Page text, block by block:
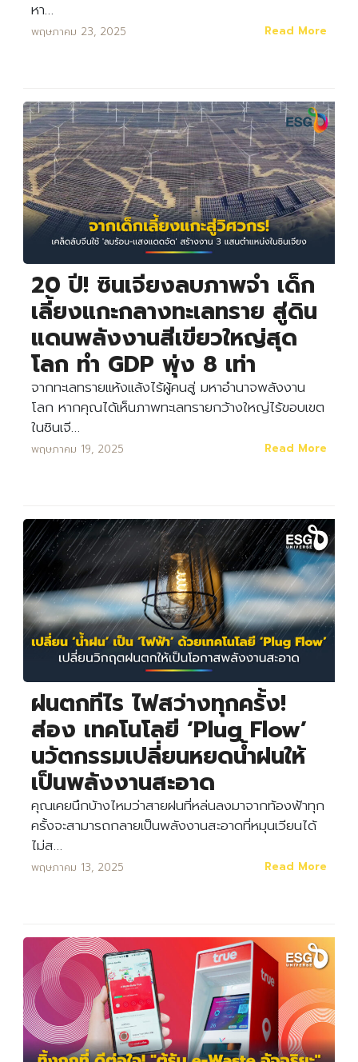
Search
for:
หา…
พฤษภาคม 23, 2025 Read More
20 ปี! ซินเจียงลบภาพจำ เด็ก
เลี้ยงแกะกลางทะเลทราย สู่ดิน
แดนพลังงานสีเขียวใหญ่สุด
โลก ทำ GDP พุ่ง 8 เท่า
จากทะเลทรายแห้งแล้งไร้ผู้คนสู่ มหาอำนาจพลังงาน
โลก หากคุณได้เห็นภาพทะเลทรายกว้างใหญ่ไร้ขอบเขต
ในซินเจี…
พฤษภาคม 19, 2025 Read More
ฝนตกทีไร ไฟสว่างทุกครั้ง!
ส่อง เทคโนโลยี ‘Plug Flow’
นวัตกรรมเปลี่ยนหยดน้ำฝนให้
เป็นพลังงานสะอาด
คุณเคยนึกบ้างไหมว่าสายฝนที่หล่นลงมาจากท้องฟ้าทุก
ครั้งจะสามารถกลายเป็นพลังงานสะอาดที่หมุนเวียนได้
ไม่ส…
พฤษภาคม 13, 2025 Read More